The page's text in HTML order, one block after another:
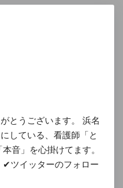
とうございます。 浜名
している、看護師「と
音」を心掛けてます。
✔︎ツイッターのフォロー